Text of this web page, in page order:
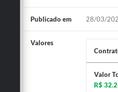
Publicado em 28/03/
Valores
Valor
R$